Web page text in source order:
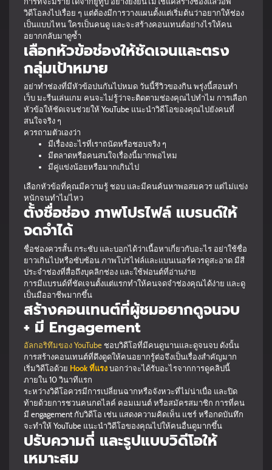
วิดีโอลงไปเรื่อย ๆ แต่ต้องมีการวางแผนตั้งแต่เริ่มต้นว่าอยากให้ช่อง
เป็นแบบไหน ใครเป็นคนดู และจะสร้างคอนเทนต์อย่างไรให้คน
อยากกลับมาดูซ้ำ
เลือกหัวข้อช่องให้ชัดเจนและตรง
กลุ่มเป้าหมาย
อย่าทำช่องที่มีหัวข้อปนกันไปหมด วันนี้รีวิวของกิน พรุ่งนี้สอนทำ
เว็บ มะรืนเล่นเกม คนจะไม่รู้ว่าจะติดตามช่องคุณไปทำไม การเลือก
หัวข้อให้ชัดเจนช่วยให้ YouTube แนะนำวิดีโอของคุณไปยังคนที่
สนใจจริง ๆ
ควรถามตัวเองว่า
มีเรื่องอะไรที่เราถนัดหรือชอบจริง ๆ
มีตลาดหรือคนสนใจเรื่องนี้มากพอไหม
มีคู่แข่งน้อยหรือมากเกินไป
เลือกหัวข้อที่คุณมีความรู้ ชอบ และมีคนค้นหาพอสมควร แต่ไม่แข่ง
หนักจนทำไม่ไหว
ตั้งชื่อช่อง ภาพโปรไฟล์ แบรนด์ให้
จดจำได้
ชื่อช่องควรสั้น กระชับ และบอกได้ว่าเนื้อหาเกี่ยวกับอะไร อย่าใช้ชื่อ
ยาวเกินไปหรือซับซ้อน ภาพโปรไฟล์และแบนเนอร์ควรดูสะอาด มีสี
ประจำช่องที่สื่อถึงบุคลิกช่อง และใช้ฟอนต์ที่อ่านง่าย
การมีแบรนด์ที่ชัดเจนตั้งแต่แรกทำให้คนจดจำช่องคุณได้ง่าย และดู
เป็นมืออาชีพมากขึ้น
สร้างคอนเทนต์ที่ผู้ชมอยากดูจนจบ
+ มี Engagement
อัลกอริทึมของ YouTube ชอบวิดีโอที่มีคนดูนานและดูจนจบ ดังนั้น
การสร้างคอนเทนต์ที่ดึงดูดให้คนอยากรู้ต่อจึงเป็นเรื่องสำคัญมาก
เริ่มวิดีโอด้วย Hook ที่แรงบอกว่าจะได้รับอะไรจากการดูคลิปนี้
ภายใน 10 วินาทีแรก
ระหว่างวิดีโอควรมีการเปลี่ยนฉากหรือจังหวะที่ไม่น่าเบื่อ และปิด
ท้ายด้วยการชวนคนกดไลค์ คอมเมนต์ หรือสมัครสมาชิก การที่คน
มี engagement กับวิดีโอ เช่น แสดงความคิดเห็น แชร์ หรือกดบันทึก
จะทำให้ YouTube แนะนำวิดีโอของคุณไปให้คนอื่นดูมากขึ้น
ปรับความถี่ และรูปแบบวิดีโอให้
เหมาะสม